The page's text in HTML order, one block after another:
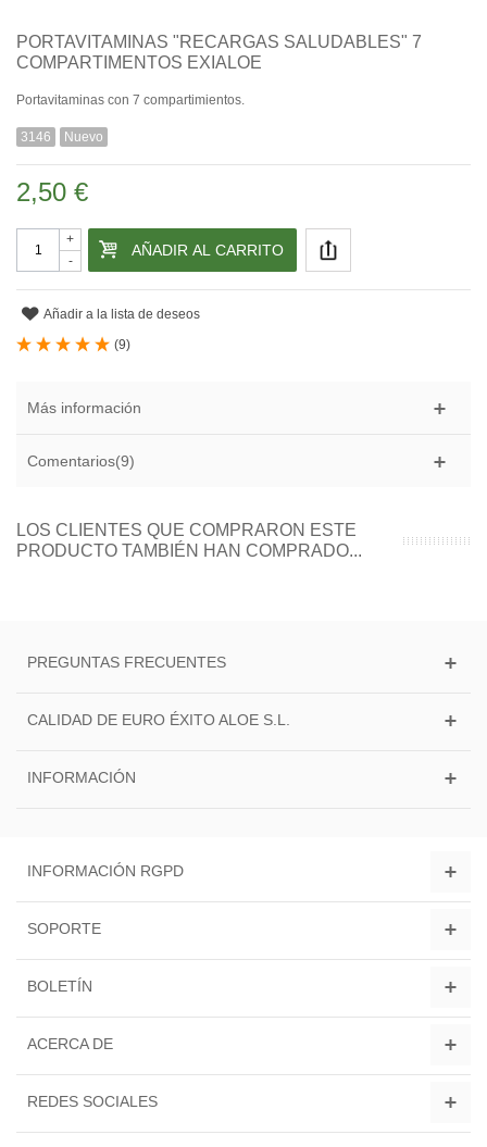
PORTAVITAMINAS "RECARGAS SALUDABLES" 7
COMPARTIMENTOS EXIALOE
Portavitaminas con 7 compartimientos.
3146 Nuevo
2,50 €
-
+
AÑADIR AL CARRITO
Añadir a la lista de deseos
(9)
Más información
Comentarios(9)
LOS CLIENTES QUE COMPRARON ESTE
PRODUCTO TAMBIÉN HAN COMPRADO...
PREGUNTAS FRECUENTES
CALIDAD DE EURO ÉXITO ALOE S.L.
INFORMACIÓN
INFORMACIÓN RGPD
SOPORTE
BOLETÍN
ACERCA DE
REDES SOCIALES